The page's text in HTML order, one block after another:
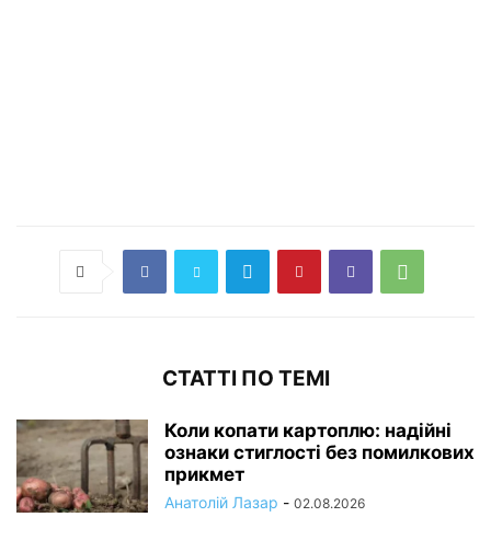
СТАТТІ ПО ТЕМІ
Коли копати картоплю: надійні
ознаки стиглості без помилкових
прикмет
Анатолій Лазар - 02.08.2026